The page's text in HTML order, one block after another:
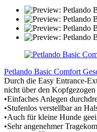
Petlando Basic Comfort
Durch die Easy Entrance-
nicht über den Kopfgezogen
•Einfaches Anlegen
•Stufenlos verstellbar an
•Auch für kleine Hunde
•Sehr angenehmer